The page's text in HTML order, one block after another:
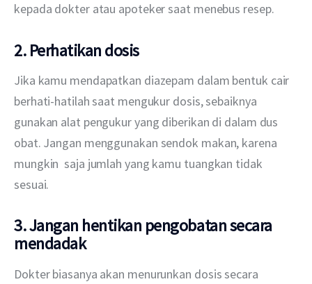
kepada dokter atau apoteker saat menebus resep.
2. Perhatikan dosis
Jika kamu mendapatkan diazepam dalam bentuk cair
berhati-hatilah saat mengukur dosis, sebaiknya
gunakan alat pengukur yang diberikan di dalam dus
obat. Jangan menggunakan sendok makan, karena
mungkin  saja jumlah yang kamu tuangkan tidak
sesuai.
3. Jangan hentikan pengobatan secara
mendadak
Dokter biasanya akan menurunkan dosis secara